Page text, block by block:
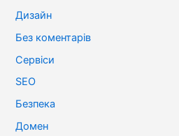
Дизайн
Без коментарів
Сервіси
SЕО
Безпека
Домен